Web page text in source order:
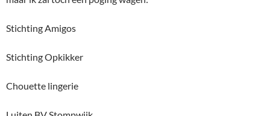
Stichting Amigos
Stichting Opkikker
Chouette lingerie